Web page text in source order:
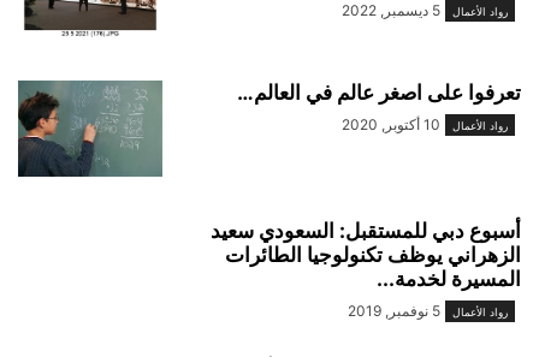
رواد الأعمال 5 ديسمبر, 2022
تعرفوا على اصغر عالم في العالم…
رواد الأعمال 10 أكتوبر, 2020
أسبوع دبي للمستقبل: السعودي سعيد
الزهراني يوظف تكنولوجيا الطائرات
المسيرة لخدمة...
رواد الأعمال 5 نوفمبر, 2019